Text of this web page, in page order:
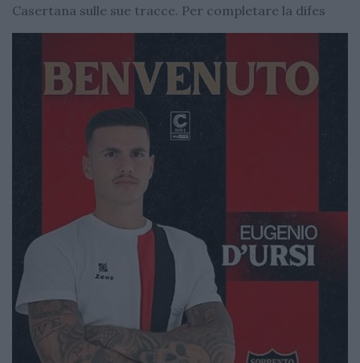
Casertana sulle sue tracce. Per completare la difes